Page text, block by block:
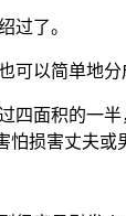
过了。
可以简单地分
面积的一
损害丈夫或